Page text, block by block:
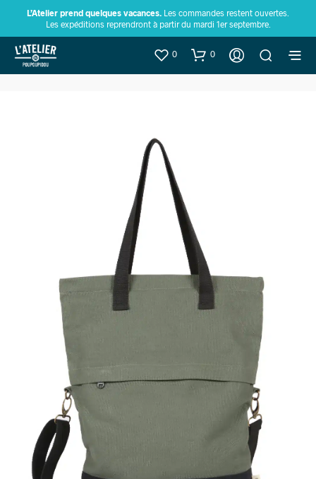
L’Atelier prend quelques vacances. Les commandes restent ouvertes.
Les expéditions reprendront à partir du mardi 1er septembre.
0 0